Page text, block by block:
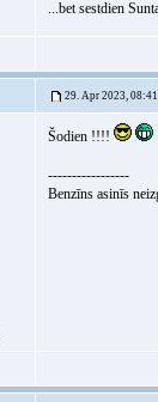
...bet sestdien
29. Apr 2023, 08:41
Šodien !!!!
-----------------
Benzīns asinīs